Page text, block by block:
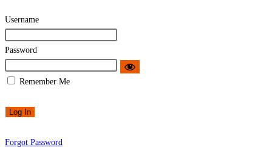
Username
Password
Remember Me
Forgot Password